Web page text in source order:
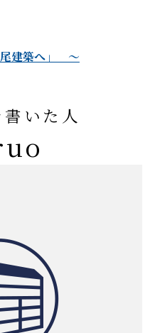
建築へ」 ～
いた人